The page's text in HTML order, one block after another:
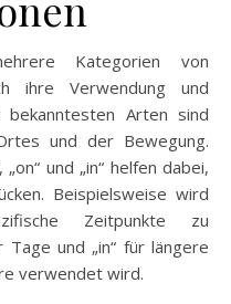
Kategorien von
ihre Verwendung und
bekanntesten Arten sind
und der Bewegung.
und „in“ helfen dabei,
Beispielsweise wird
Zeitpunkte zu
Tage und „in“ für längere
verwendet wird.